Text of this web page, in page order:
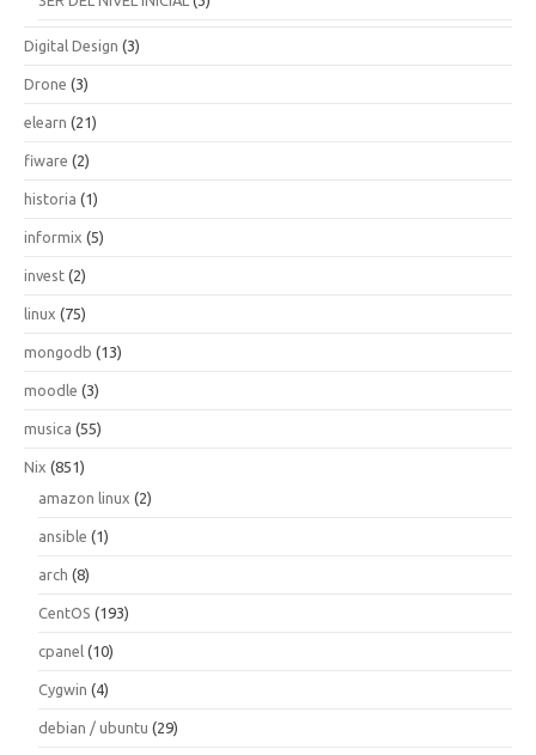
Digital Design (3)
Drone (3)
elearn (21)
fiware (2)
historia (1)
informix (5)
invest (2)
linux (75)
mongodb (13)
moodle (3)
musica (55)
Nix (851)
amazon linux (2)
ansible (1)
arch (8)
CentOS (193)
cpanel (10)
Cygwin (4)
debian / ubuntu (29)